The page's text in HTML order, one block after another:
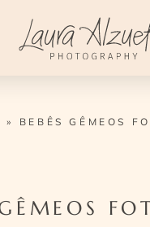
» BEBÊS GÊMEOS